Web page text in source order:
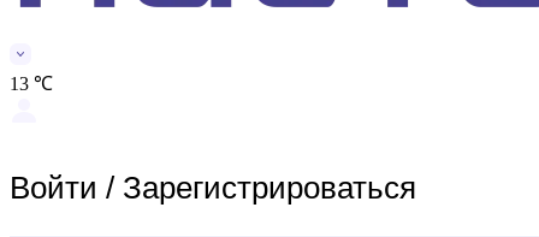
13 ℃
Войти / Зарегистрироваться